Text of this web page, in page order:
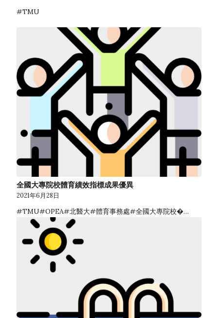
#TMU
全國大專院校體育績效指標成果優異
2021年6月28日
#TMU#OPEA#北醫大#體育事務處#全國大專院校�…